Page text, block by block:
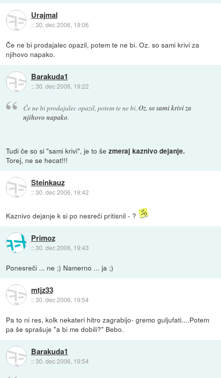
Urajmal
::30. dec 2006, 19:06
Če ne bi prodajalec opazil, potem te ne bi. Oz. so sami krivi za
njihovo napako.
Barakuda1
::30. dec 2006, 19:22
Če ne bi prodajalec opazil, potem te ne bi. Oz. so sami krivi za
njihovo napako.
Tudi če so si "sami krivi", je to šezmeraj kaznivo dejanje.
Torej, ne se hecat!!!
Steinkauz
::30. dec 2006, 19:42
Kaznivo dejanje k si po nesreči pritisnil - ?
Primoz
::30. dec 2006, 19:43
Ponesreči ... ne ;) Namerno ... ja ;)
mtjz33
::30. dec 2006, 19:54
Pa to ni res, kolk nekateri hitro zagrabijo- gremo guljufati....Potem
pa še sprašuje "a bi me dobili?" Bebo.
Barakuda1
::30. dec 2006, 19:54